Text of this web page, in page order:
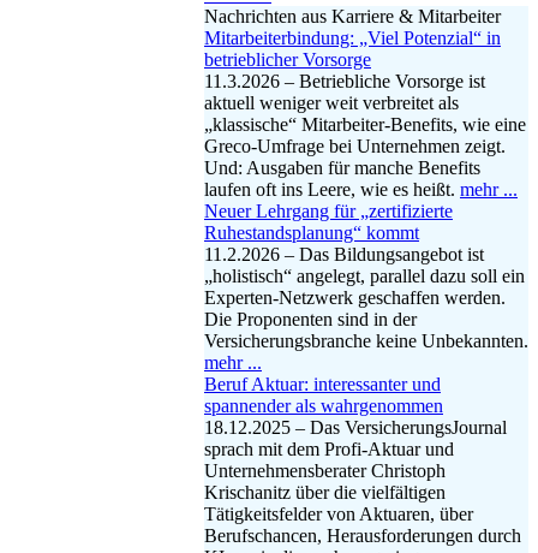
Nachrichten aus Karriere & Mitarbeiter
Mitarbeiterbindung: „Viel Potenzial“ in
betrieblicher Vorsorge
11.3.2026 – Betriebliche Vorsorge ist
aktuell weniger weit verbreitet als
„klassische“ Mitarbeiter-Benefits, wie eine
Greco-Umfrage bei Unternehmen zeigt.
Und: Ausgaben für manche Benefits
laufen oft ins Leere, wie es heißt. mehr ...
Neuer Lehrgang für „zertifizierte
Ruhestandsplanung“ kommt
11.2.2026 – Das Bildungsangebot ist
„holistisch“ angelegt, parallel dazu soll ein
Experten-Netzwerk geschaffen werden.
Die Proponenten sind in der
Versicherungsbranche keine Unbekannten.
mehr ...
Beruf Aktuar: interessanter und
spannender als wahrgenommen
18.12.2025 – Das VersicherungsJournal
sprach mit dem Profi-Aktuar und
Unternehmensberater Christoph
Krischanitz über die vielfältigen
Tätigkeitsfelder von Aktuaren, über
Berufschancen, Herausforderungen durch